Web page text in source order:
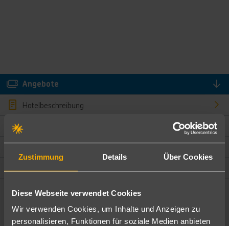
Zustimmung Details Über Cookies
Diese Webseite verwendet Cookies
Wir verwenden Cookies, um Inhalte und Anzeigen zu
personalisieren, Funktionen für soziale Medien anbieten
Angebote
Hotelbeschreibung
Bewertungen
Ändere die Kriterien nach deinen Wünschen